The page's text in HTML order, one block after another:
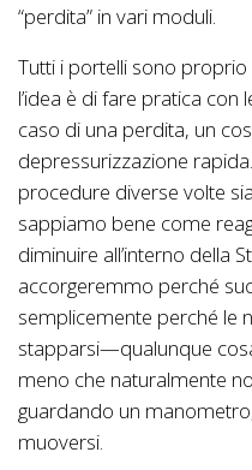
“perdita” in vari moduli.
Tutti i portelli sono
l’idea è di fare pratica
caso di una perdita, un
depressurizzazione
procedure diverse volte
sappiamo bene come
diminuire all’interno della
accorgeremmo perché
semplicemente perché le
stapparsi—qualunque
meno che naturalmente
guardando un
muoversi.